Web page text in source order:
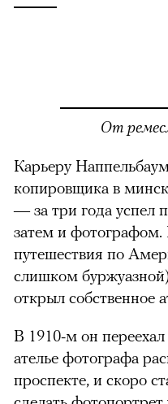
От
Карьеру
копировщика в
— за три года успел
затем и фотографом.
путешествия по
слишком
открыл собственное
В 1910-м он
ателье фотографа
проспекте, и скоро